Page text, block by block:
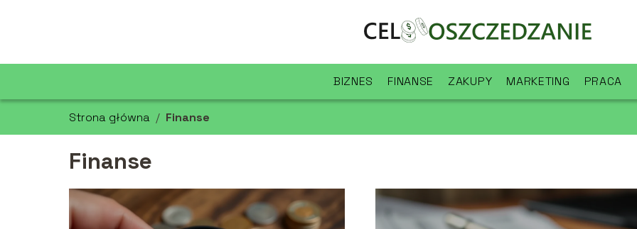
BIZNES FINANSE ZAKUPY MARKETING PRACA
Strona główna / Finanse
Finanse